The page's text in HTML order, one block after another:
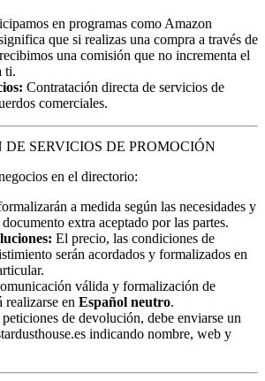
en programas como Amazon
que si realizas una compra a través de
una comisión que no incrementa el
ti.
Contratación directa de servicios de
comerciales.
SERVICIOS DE PROMOCIÓN
en el directorio:
a medida según las necesidades y
extra aceptado por las partes.
El precio, las condiciones de
serán acordados y formalizados en
válida y formalización de
realizarse en Español neutro.
peticiones de devolución, debe enviarse un
indicando nombre, web y